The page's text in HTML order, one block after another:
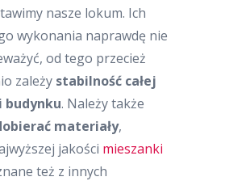
nasze lokum. Ich
wykonania naprawdę nie
od tego przecież
zależy stabilność całej
. Należy także
materiały,
jakości mieszanki
też z innych